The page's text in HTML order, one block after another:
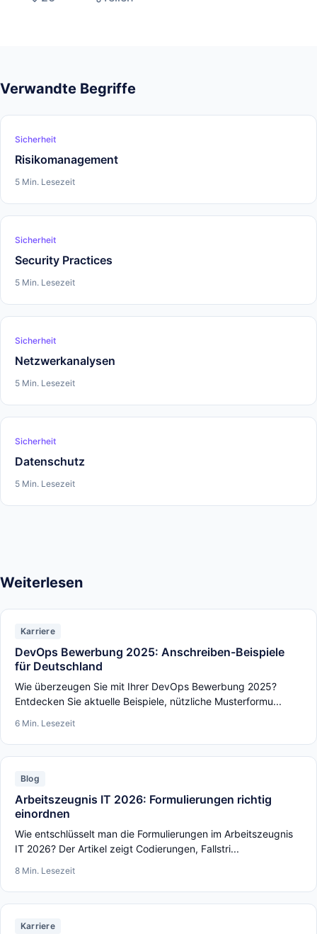
Verwandte Begriffe
Sicherheit
Risikomanagement
5 Min. Lesezeit
Sicherheit
Security Practices
5 Min. Lesezeit
Sicherheit
Netzwerkanalysen
5 Min. Lesezeit
Sicherheit
Datenschutz
5 Min. Lesezeit
Weiterlesen
Karriere
DevOps Bewerbung 2025: Anschreiben-Beispiele
für Deutschland
Wie überzeugen Sie mit Ihrer DevOps Bewerbung 2025?
Entdecken Sie aktuelle Beispiele, nützliche Musterformu...
6 Min. Lesezeit
Blog
Arbeitszeugnis IT 2026: Formulierungen richtig
einordnen
Wie entschlüsselt man die Formulierungen im Arbeitszeugnis
IT 2026? Der Artikel zeigt Codierungen, Fallstri...
8 Min. Lesezeit
Karriere